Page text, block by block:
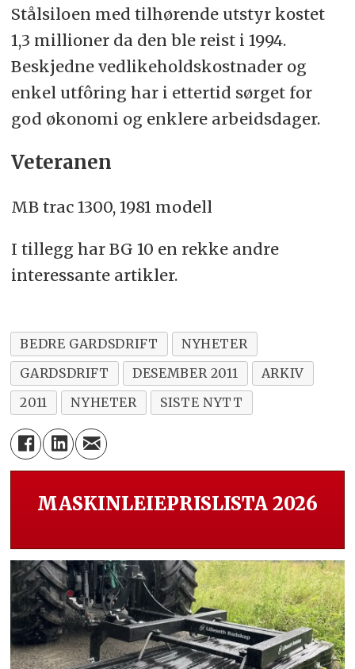
Stålsiloen med tilhørende utstyr kostet
1,3 millioner da den ble reist i 1994.
Beskjedne vedlikeholdskostnader og
enkel utfôring har i ettertid sørget for
god økonomi og enklere arbeidsdager.
Veteranen
MB trac 1300, 1981 modell
I tillegg har BG 10 en rekke andre
interessante artikler.
BEDRE GARDSDRIFT
NYHETER
GARDSDRIFT
DESEMBER 2011
ARKIV
2011
NYHETER SISTE NYTT
MASKINLEIEPRISLISTA 2026